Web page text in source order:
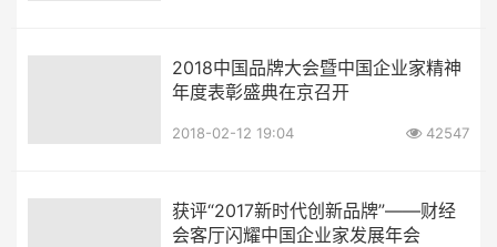
2018中国品牌大会暨中国企业家精神
年度表彰盛典在京召开
2018-02-12 19:04 42547
获评“2017新时代创新品牌”——财经
会客厅闪耀中国企业家发展年会